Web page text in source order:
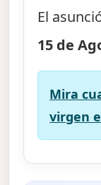
El
15 de
Mira
virgen